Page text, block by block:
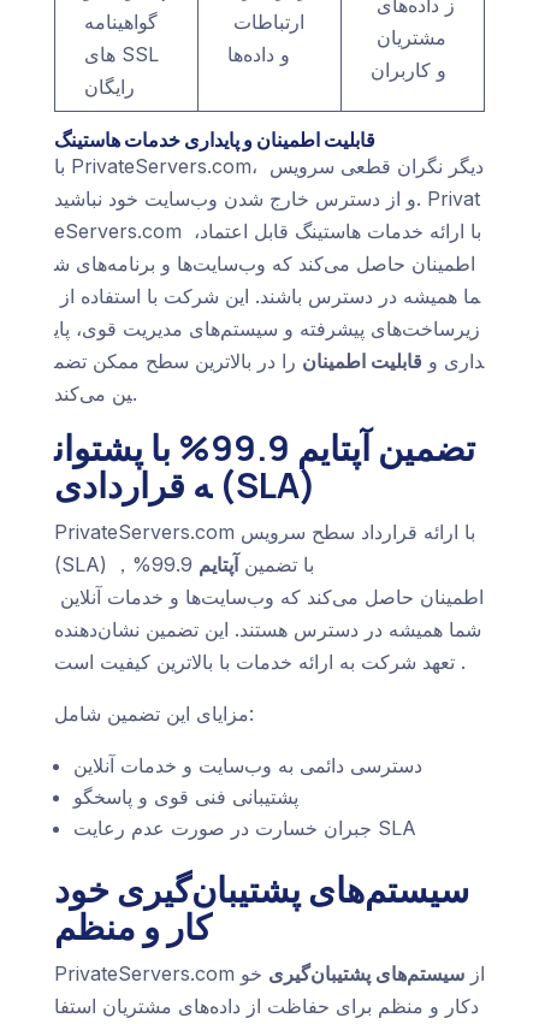
گواهینامه‌
های SSL
رایگان
ارتباطات
و داده‌ها
مشتریان
و کاربران
قابلیت اطمینان و پایداری خدمات هاستینگ
با PrivateServers.com، دیگر نگران قطعی سرویس
و از دسترس خارج شدن وب‌سایت خود نباشید. Privat
eServers.com با ارائه خدمات هاستینگ قابل اعتماد،
اطمینان حاصل می‌کند که وب‌سایت‌ها و برنامه‌های ش
ما همیشه در دسترس باشند. این شرکت با استفاده از
زیرساخت‌های پیشرفته و سیستم‌های مدیریت قوی، پای
داری و قابلیت اطمینان را در بالاترین سطح ممکن تضم
ین می‌کند.
تضمین آپتایم 99.9% با پشتوان
ه قراردادی (SLA)
PrivateServers.com با ارائه قرارداد سطح سرویس
(SLA) با تضمینآپتایم
99.9%，
اطمینان حاصل می‌کند که وب‌سایت‌ها و خدمات آنلاین
شما همیشه در دسترس هستند. این تضمین نشان‌دهنده
تعهد شرکت به ارائه خدمات با بالاترین کیفیت است.
مزایای این تضمین شامل:
دسترسی دائمی به وب‌سایت و خدمات آنلاین
پشتیبانی فنی قوی و پاسخگو
جبران خسارت در صورت عدم رعایت SLA
سیستم‌های پشتیبان‌گیری خود
کار و منظم
PrivateServers.com ازسیستم‌های پشتیبان‌گیری خو
دکار و منظم برای حفاظت از داده‌های مشتریان استفا